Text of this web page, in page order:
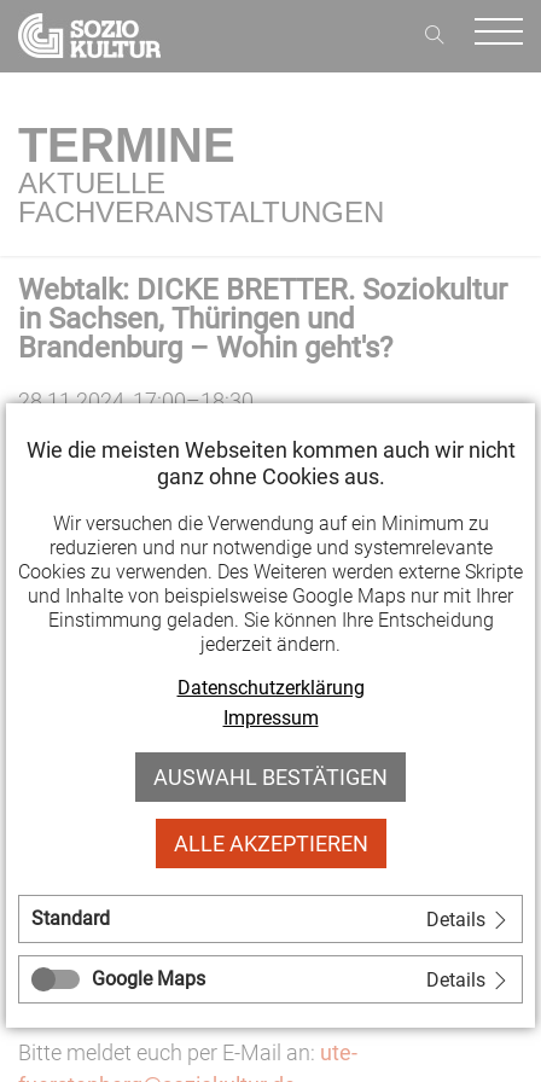
TERMINE
AKTUELLE
FACHVERANSTALTUNGEN
Webtalk: DICKE BRETTER. Soziokultur
in Sachsen, Thüringen und
Brandenburg – Wohin geht's?
28.11.2024, 17:00–18:30
Webtalk Soziokultur:
DICKE BRETTER - Soziokultur in Sachsen, Thüringen
und Brandenburg – Wohin geht's?
Do. 28.11.2024
17:00 - 18:30 Uhr
Bundesverband Soziokultur
Die drei Landesverbände berichten über die Situation
der Soziokultur und der freien Kulturszene nach den
ostdeutschen Landtagswahlen. Mit dabei sind:
Kirstin Zinke(Landesverband Soziokultur
Sachsen),
Detlef Fengler
(LAG Soziokultur Thüringen) und
Carsten F. Hiller
Brandenburg)
Bitte meldet euch per E-Mail an: ute-
Wie die meisten Webseiten kommen auch wir nicht
ganz ohne Cookies aus.
Wir versuchen die Verwendung auf ein Minimum zu
reduzieren und nur notwendige und systemrelevante
Cookies zu verwenden. Des Weiteren werden externe Skripte
und Inhalte von beispielsweise Google Maps nur mit Ihrer
Einstimmung geladen. Sie können Ihre Entscheidung
jederzeit ändern.
Datenschutzerklärung
Impressum
AUSWAHL BESTÄTIGEN
ALLE AKZEPTIEREN
Standard Details
Google Maps Details